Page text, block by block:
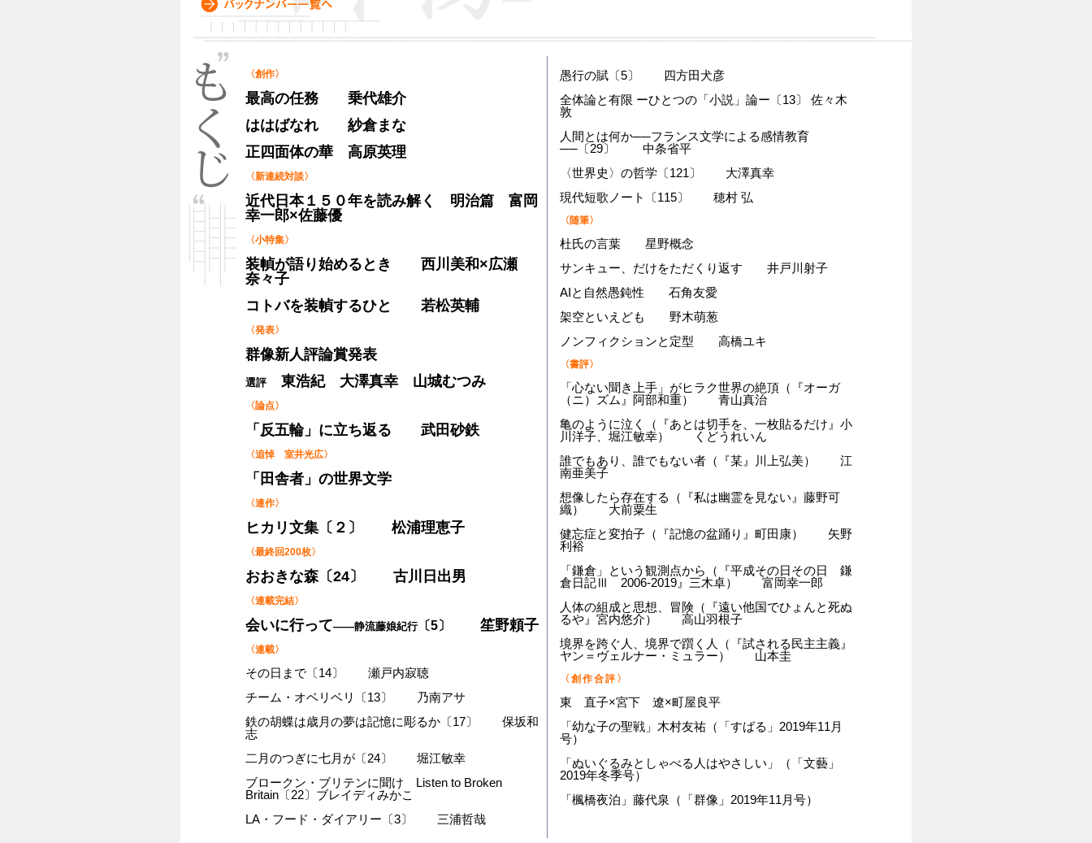
〈創作〉
最高の任務 乗代雄介
ははばなれ 紗倉まな
正四面体の華 高原英理
〈新連続対談〉
近代日本１５０年を読み解く 明治篇 富岡
幸一郎×佐藤優
〈小特集〉
装幀が語り始めるとき 西川美和×広瀬
奈々子
コトバを装幀するひと 若松英輔
〈発表〉
群像新人評論賞発表
選評 東浩紀 大澤真幸 山城むつみ
〈論点〉
「反五輪」に立ち返る 武田砂鉄
〈追悼 室井光広〉
「田舎者」の世界文学
〈連作〉
ヒカリ文集〔２〕 松浦理恵子
〈最終回200枚〉
おおきな森〔24〕 古川日出男
〈連載完結〉
会いに行って――静流藤娘紀行〔5〕 笙野頼子
〈連載〉
その日まで〔14〕 瀬戸内寂聴
チーム・オベリベリ〔13〕 乃南アサ
鉄の胡蝶は歳月の夢は記憶に彫るか〔17〕 保坂和
志
二月のつぎに七月が〔24〕 堀江敏幸
ブロークン・ブリテンに聞け Listen to Broken
Britain〔22〕ブレイディみかこ
LA・フード・ダイアリー〔3〕 三浦哲哉
愚行の賦〔5〕 四方田犬彦
全体論と有限 ーひとつの「小説」論ー〔13〕 佐々木
敦
人間とは何か──フランス文学による感情教育
──〔29〕 中条省平
〈世界史〉の哲学〔121〕 大澤真幸
現代短歌ノート〔115〕 穂村 弘
〈随筆〉
杜氏の言葉 星野概念
サンキュー、だけをただくり返す 井戸川射子
AIと自然愚鈍性 石角友愛
架空といえども 野木萌葱
ノンフィクションと定型 高橋ユキ
〈書評〉
「心ない聞き上手」がヒラク世界の絶頂（『オーガ
（ニ）ズム』阿部和重） 青山真治
亀のように泣く（『あとは切手を、一枚貼るだけ』小
川洋子、堀江敏幸） くどうれいん
誰でもあり、誰でもない者（『某』川上弘美） 江
南亜美子
想像したら存在する（『私は幽霊を見ない』藤野可
織） 大前粟生
健忘症と変拍子（『記憶の盆踊り』町田康） 矢野
利裕
「鎌倉」という観測点から（『平成その日その日 鎌
倉日記Ⅲ 2006-2019』三木卓） 富岡幸一郎
人体の組成と思想、冒険（『遠い他国でひょんと死ぬ
るや』宮内悠介） 高山羽根子
境界を跨ぐ人、境界で躓く人（『試される民主主義』
ヤン＝ヴェルナー・ミュラー） 山本圭
〈創作合評〉
東 直子×宮下 遼×町屋良平
「幼な子の聖戦」木村友祐（「すばる」2019年11月
号）
「ぬいぐるみとしゃべる人はやさしい」（「文藝」
2019年冬季号）
「楓橋夜泊」藤代泉（「群像」2019年11月号）